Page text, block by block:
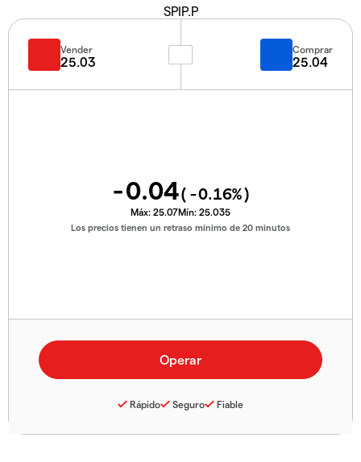
SPIP.P
Vender
25.03
Comprar
25.04
-0.04( -0.16%)
Máx: 25.07Mín: 25.035
Los precios tienen un retraso mínimo de 20 minutos
Rápido Seguro Fiable